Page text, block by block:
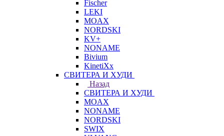
Fischer
LEKI
MOAX
NORDSKI
KV+
NONAME
Bivium
KinetiXx
СВИТЕРА И ХУДИ
Назад
СВИТЕРА И ХУДИ
MOAX
NONAME
NORDSKI
SWIX